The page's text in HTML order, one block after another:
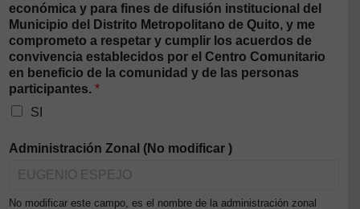
económica y para fines de difusión institucional del
Municipio del Distrito Metropolitano de Quito, y me
comprometo a respetar y cumplir los acuerdos de
convivencia establecidos por el Centro Comunitario
en beneficio de la comunidad y de las personas
participantes. *
SI
Administración Zonal (No modificar )
No modificar este campo, es el nombre de la administración zonal